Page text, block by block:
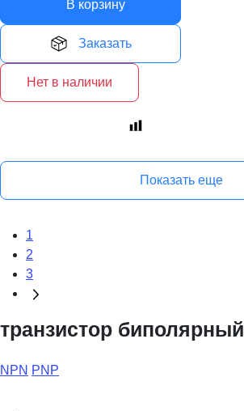
В корзину
Заказать
Нет в наличии
Показать еще
1
2
3
транзистор биполярный
NPN PNP